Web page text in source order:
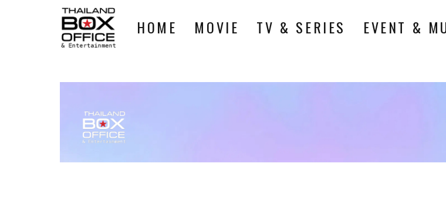
HOME MOVIE TV & SERIES EVENT &